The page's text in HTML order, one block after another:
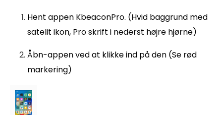
Hent appen KbeaconPro. (Hvid baggrund med
satelit ikon, Pro skrift i nederst højre hjørne)
Åbn-appen ved at klikke ind på den (Se rød
markering)